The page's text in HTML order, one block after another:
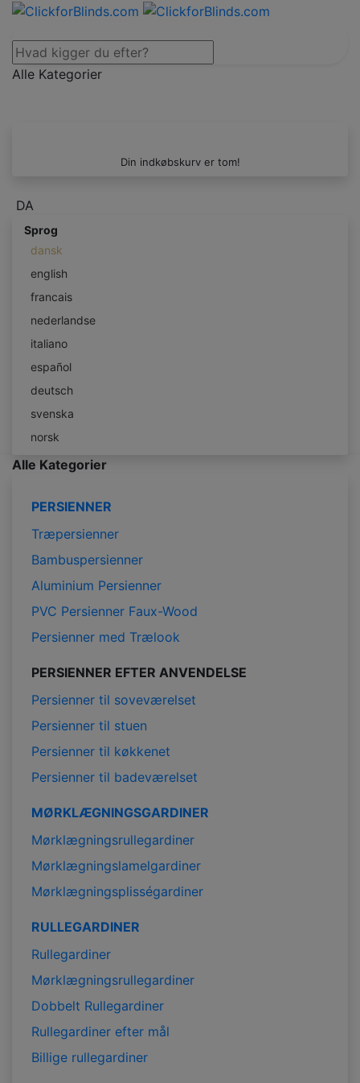
Alle Kategorier
Din indkøbskurv er tom!
DA
Sprog
dansk
english
francais
nederlandse
italiano
español
deutsch
svenska
norsk
Alle Kategorier
PERSIENNER
Træpersienner
Bambuspersienner
Aluminium Persienner
PVC Persienner Faux-Wood
Persienner med Trælook
PERSIENNER EFTER ANVENDELSE
Persienner til soveværelset
Persienner til stuen
Persienner til køkkenet
Persienner til badeværelset
MØRKLÆGNINGSGARDINER
Mørklægningsrullegardiner
Mørklægningslamelgardiner
Mørklægningsplisségardiner
RULLEGARDINER
Rullegardiner
Mørklægningsrullegardiner
Dobbelt Rullegardiner
Rullegardiner efter mål
Billige rullegardiner